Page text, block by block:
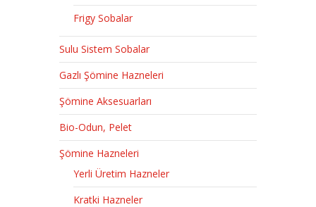
Frigy Sobalar
Sulu Sistem Sobalar
Gazlı Şömine Hazneleri
Şömine Aksesuarları
Bio-Odun, Pelet
Şömine Hazneleri
Yerli Üretim Hazneler
Kratki Hazneler